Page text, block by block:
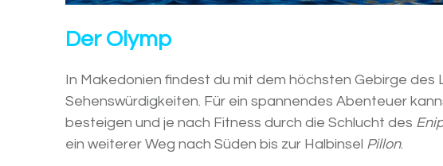
Der Olymp
In Makedonien findest du mit dem höchsten Gebirge
Sehenswürdigkeiten. Für ein spannendes Abenteuer
besteigen und je nach Fitness durch die Schlucht des
ein weiterer Weg nach Süden bis zur Halbinsel Pillon.